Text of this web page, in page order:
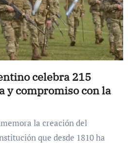
celebra 215
y compromiso con la
que desde 1810 ha